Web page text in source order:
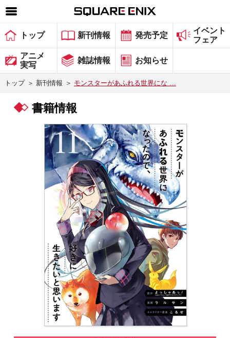
SQUARE ENIX 公式サイトメニュー
ゲーム
マガジン＆ブックス
グッズ
会社情報 採用情報
スクウェア・エニックス サイト内検索
トップ 新刊情報 発売予定
イベント
フェア
アニメ
実写
雑誌情報 お知らせ
トップ ＞ 新刊情報 ＞ モンスターがあふれる世界にな …
書籍情報